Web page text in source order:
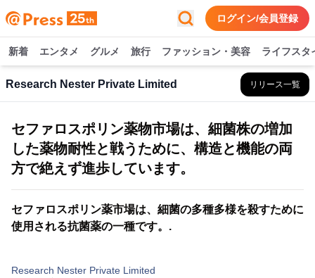
ログイン/会員登録
新着 エンタメ グルメ 旅行 ファッション・美容 ライフスタ
Research Nester Private Limited リリース一覧
セファロスポリン薬物市場は、細菌株の増加
した薬物耐性と戦うために、構造と機能の両
方で絶えず進歩しています。
セファロスポリン薬市場は、細菌の多種多様を殺すために
使用される抗菌薬の一種です。.
Research Nester Private Limited